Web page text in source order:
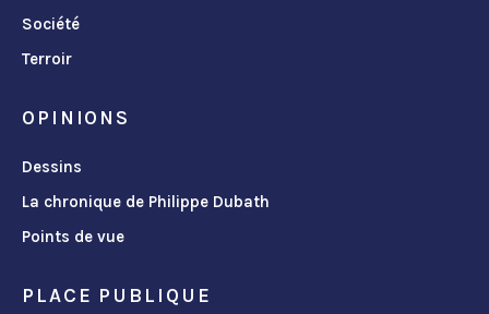
Société
Terroir
OPINIONS
Dessins
La chronique de Philippe Dubath
Points de vue
PLACE PUBLIQUE